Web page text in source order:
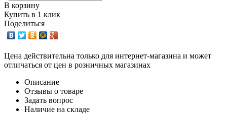
В корзину
Купить в 1 клик
Поделиться
Цена действительна только для интернет-магазина и может
отличаться от цен в розничных магазинах
Описание
Отзывы о товаре
Задать вопрос
Наличие на складе